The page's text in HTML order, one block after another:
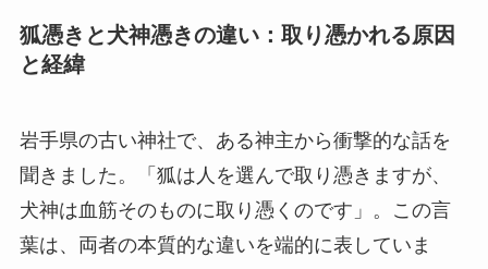
狐憑きと犬神憑きの違い：取り憑かれる原因
と経緯
岩手県の古い神社で、ある神主から衝撃的な話を
聞きました。「狐は人を選んで取り憑きますが、
犬神は血筋そのものに取り憑くのです」。この言
葉は、両者の本質的な違いを端的に表していま